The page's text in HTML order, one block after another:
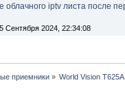
облачного iptv листа после
Сентября 2024, 22:34:08
приемники» World Vision